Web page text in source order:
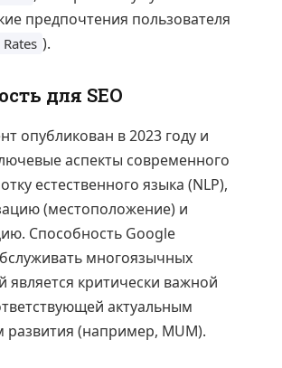
предпочтения пользователя
).
для SEO
опубликован в 2023 году и
аспекты современного
естественного языка (NLP),
(местоположение) и
Способность Google
многоязычных
является критически важной
актуальным
развития (например, MUM).